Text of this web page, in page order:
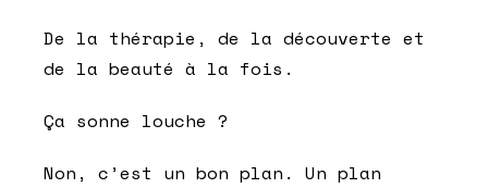
De la thérapie, de la découverte et
de la beauté à la fois.
Ça sonne louche ?
Non, c’est un bon plan. Un plan